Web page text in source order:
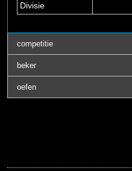
Divisie
competitie
beker
oefen